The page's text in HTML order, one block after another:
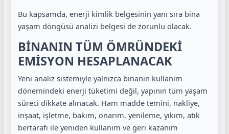
Bu kapsamda, enerji kimlik belgesinin yanı sıra bina
yaşam döngüsü analizi belgesi de zorunlu olacak.
BİNANIN TÜM ÖMRÜNDEKİ
EMİSYON HESAPLANACAK
Yeni analiz sistemiyle yalnızca binanın kullanım
dönemindeki enerji tüketimi değil, yapının tüm yaşam
süreci dikkate alınacak. Ham madde temini, nakliye,
inşaat, işletme, bakım, onarım, yenileme, yıkım, atık
bertarafı ile yeniden kullanım ve geri kazanım